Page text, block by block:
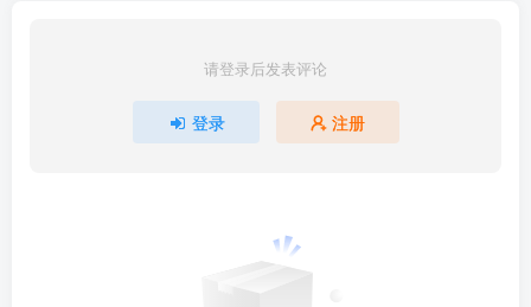
请登录后发表评论
登录 注册